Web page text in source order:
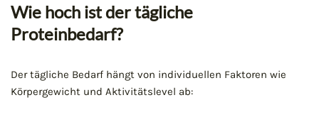
Wie hoch ist der tägliche
Proteinbedarf?
Der tägliche Bedarf hängt von individuellen Faktoren wie
Körpergewicht und Aktivitätslevel ab: